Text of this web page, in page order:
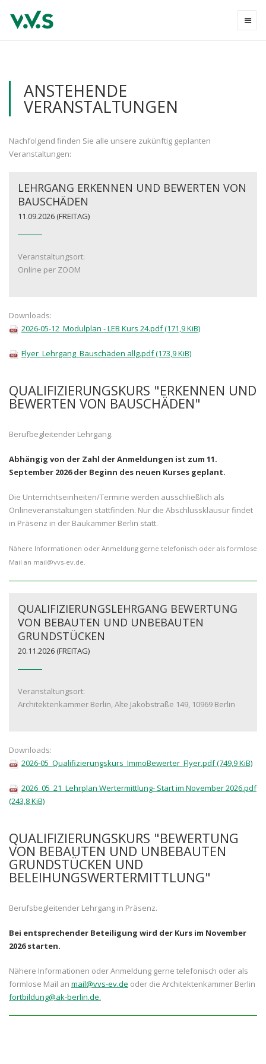
ANSTEHENDE
VERANSTALTUNGEN
Nachfolgend finden Sie alle unsere zukünftig geplanten
Veranstaltungen:
LEHRGANG ERKENNEN UND BEWERTEN VON
BAUSCHÄDEN
11.09.2026 (FREITAG)
Veranstaltungsort:
Online per ZOOM
Downloads:
2026-05-12_Modulplan - LEB Kurs 24.pdf(171,9 KiB)
Flyer_Lehrgang_Bauschäden allg.pdf(173,9 KiB)
QUALIFIZIERUNGSKURS "ERKENNEN UND
BEWERTEN VON BAUSCHÄDEN"
Berufbegleitender Lehrgang.
Abhängig von der Zahl der Anmeldungen ist zum 11.
September 2026 der Beginn des neuen Kurses geplant.
Die Unterrichtseinheiten/Termine werden ausschließlich als
Onlineveranstaltungen stattfinden. Nur die Abschlussklausur findet
in Präsenz in der Baukammer Berlin statt.
Nähere Informationen oder Anmeldung gerne telefonisch oder als formlose
Mail an mail@vvs-ev.de.
QUALIFIZIERUNGSLEHRGANG BEWERTUNG
VON BEBAUTEN UND UNBEBAUTEN
GRUNDSTÜCKEN
20.11.2026 (FREITAG)
Veranstaltungsort:
Architektenkammer Berlin, Alte Jakobstraße 149, 10969 Berlin
Downloads:
2026-05_Qualifizierungskurs_ImmoBewerter_Flyer.pdf(749,9 KiB)
2026_05_21_Lehrplan Wertermittlung- Start im November 2026.pdf
(243,8 KiB)
QUALIFIZIERUNGSKURS "BEWERTUNG
VON BEBAUTEN UND UNBEBAUTEN
GRUNDSTÜCKEN UND
BELEIHUNGSWERTERMITTLUNG"
Berufsbegleitender Lehrgang in Präsenz.
Bei entsprechender Beteiligung wird der Kurs im November
2026 starten.
Nähere Informationen oder Anmeldung gerne telefonisch oder als
formlose Mail an mail@vvs-ev.de oder die Architektenkammer Berlin
fortbildung@ak-berlin.de.